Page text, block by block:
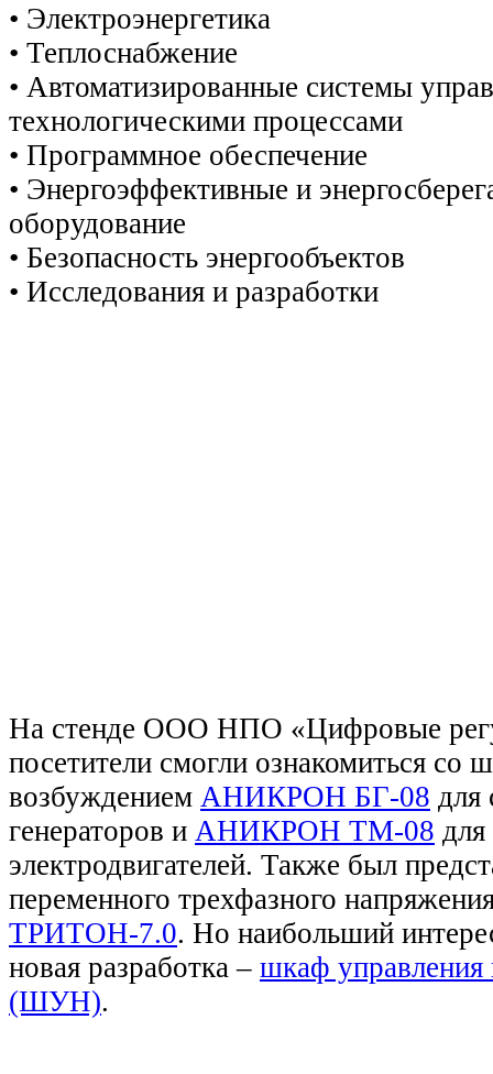
• Электроэнергетика
• Теплоснабжение
• Автоматизированные системы
технологическими процессами
• Программное обеспечение
• Энергоэффективные и
оборудование
• Безопасность энергообъектов
• Исследования и разработки
На стенде ООО НПО «Цифровые
посетители смогли ознакомиться со
возбуждением АНИКРОН БГ-08 для
генераторов и АНИКРОН ТМ-08
электродвигателей. Также был
переменного трехфазного
ТРИТОН-7.0. Но наибольший
новая разработка – шкаф управления
(ШУН).